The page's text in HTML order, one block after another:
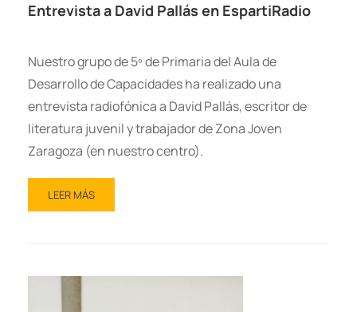
Entrevista a David Pallás en EspartiRadio
Nuestro grupo de 5º de Primaria del Aula de
Desarrollo de Capacidades ha realizado una
entrevista radiofónica a David Pallás, escritor de
literatura juvenil y trabajador de Zona Joven
Zaragoza (en nuestro centro).
LEER MÁS